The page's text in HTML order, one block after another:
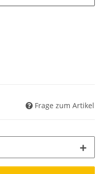
Frage zum Artikel